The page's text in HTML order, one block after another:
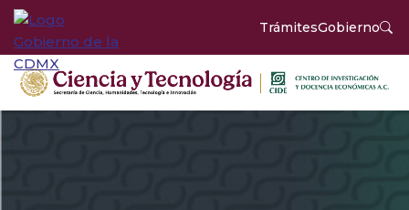
TrámitesGobierno